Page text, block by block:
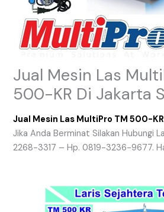
Jual Mesin Las
500-KR Di Jakarta
Jual Mesin Las MultiPro TM 500-
Jika Anda Berminat Silakan Hubungi
2268-3317 – Hp. 0819-3236-9677.